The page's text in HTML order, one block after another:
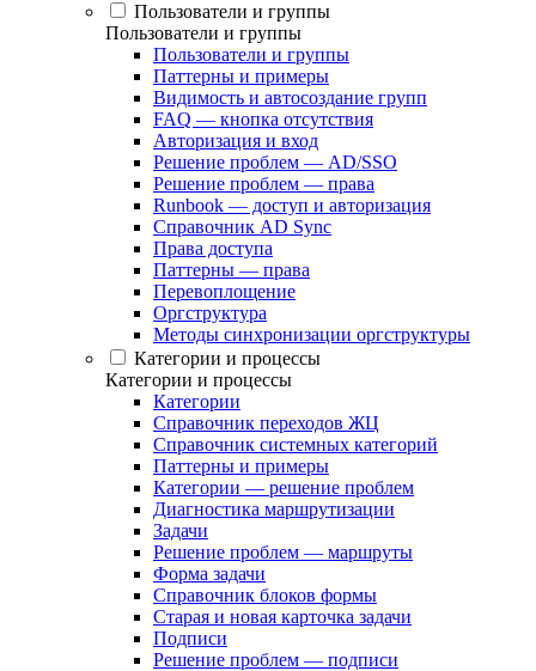
Пользователи и группы
Пользователи и группы
Пользователи и группы
Паттерны и примеры
Видимость и автосоздание групп
FAQ — кнопка отсутствия
Авторизация и вход
Решение проблем — AD/SSO
Решение проблем — права
Runbook — доступ и авторизация
Справочник AD Sync
Права доступа
Паттерны — права
Перевоплощение
Оргструктура
Методы синхронизации оргструктуры
Категории и процессы
Категории и процессы
Категории
Справочник переходов ЖЦ
Справочник системных категорий
Паттерны и примеры
Категории — решение проблем
Диагностика маршрутизации
Задачи
Решение проблем — маршруты
Форма задачи
Справочник блоков формы
Старая и новая карточка задачи
Подписи
Решение проблем — подписи